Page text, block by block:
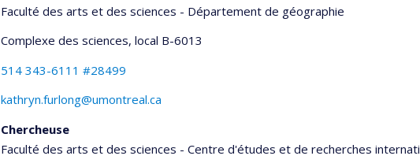
Faculté des arts et des sciences - Département de géographie
Complexe des sciences, local B-6013
514 343-6111 #28499
kathryn.furlong@umontreal.ca
Chercheuse
Faculté des arts et des sciences - Centre d'études et de recherches